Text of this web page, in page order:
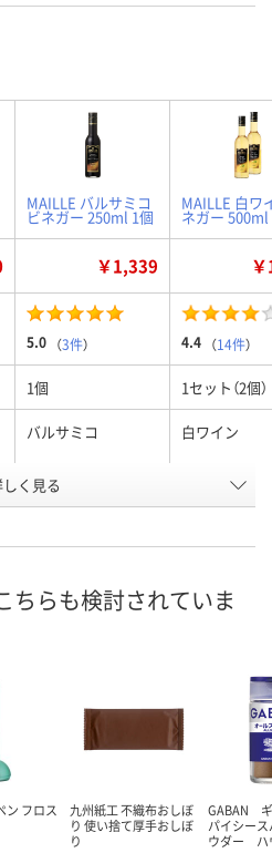
MAILLE バルサミコ
ビネガー 250ml 1個
MAILLE 白ワ
ネガー 500ml
￥1,339
5.0 （3件） 4.4 （14件）
1個 1セット（2個）
バルサミコ 白ワイン
250ml
数量
カ
く見る
ちらも検討されていま
ン フロス
九州紙工 不織布おしぼ
り 使い捨て厚手おしぼ
り
GABAN
パイシー
ウダー ハ